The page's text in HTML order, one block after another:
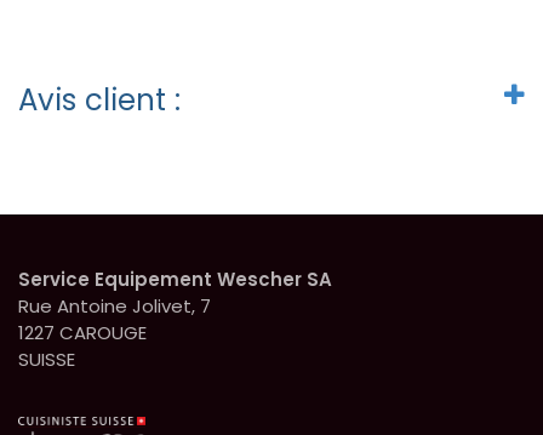
Avis client :
Service Equipement Wescher SA
Rue Antoine Jolivet, 7
1227 CAROUGE
SUISSE